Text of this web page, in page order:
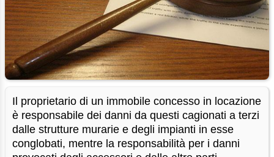
Il proprietario di un immobile concesso in locazione
è responsabile dei danni da questi cagionati a terzi
dalle strutture murarie e degli impianti in esse
conglobati, mentre la responsabilità per i danni